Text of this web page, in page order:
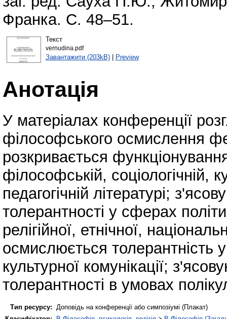
Франка. С. 48–51.
Текст
vernudina.pdf
Завантажити (203kB)| Preview
Анотація
У матеріалах конференції
філософського осмислення
розкривається
філософській, соціологічній,
педагогічній літературі;
толерантності у сферах
релігійної, етнічної,
осмислюється толерантність
культурної комунікації;
толерантності в умовах
Тип ресурсу:
Доповідь на конференції або симпозіумі (Плакат)